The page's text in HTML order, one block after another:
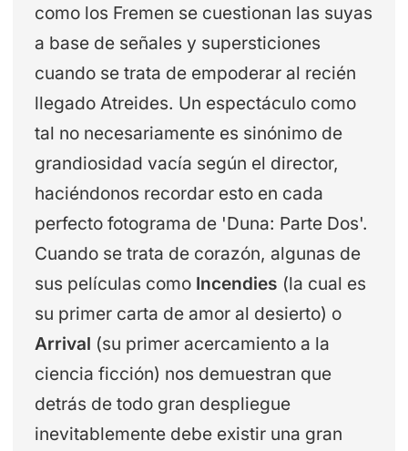
como los Fremen se cuestionan las suyas
a base de señales y supersticiones
cuando se trata de empoderar al recién
llegado Atreides. Un espectáculo como
tal no necesariamente es sinónimo de
grandiosidad vacía según el director,
haciéndonos recordar esto en cada
perfecto fotograma de 'Duna: Parte Dos'.
Cuando se trata de corazón, algunas de
sus películas como Incendies (la cual es
su primer carta de amor al desierto) o
Arrival (su primer acercamiento a la
ciencia ficción) nos demuestran que
detrás de todo gran despliegue
inevitablemente debe existir una gran